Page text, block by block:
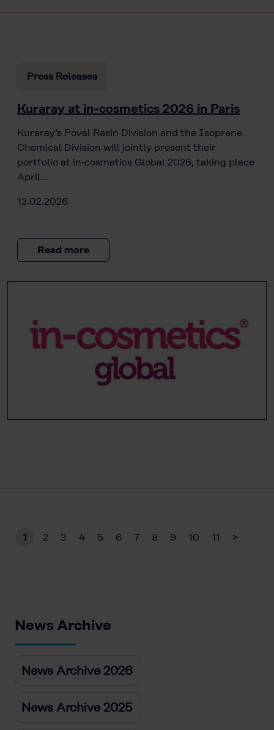
Press Releases
Kuraray at in-cosmetics 2026 in Paris
Kuraray’s Poval Resin Division and the Isoprene
Chemical Division will jointly present their
portfolio at in‑cosmetics Global 2026, taking place
April…
13.02.2026
Read more
1 2 3 4 5 6 7 8 9 10 11 >
News Archive
News Archive 2026
News Archive 2025